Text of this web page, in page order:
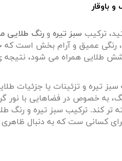
ترکیب سبز تیره و رنگ طلایی
رنگی عمیق و آرام بخش است
طلایی همراه می شود،
تیره و تزئینات یا جزئیات
به خصوص در فضاهایی با نور
کند. ترکیب سبز تیره و رنگ
کسانی ست که به دنبال